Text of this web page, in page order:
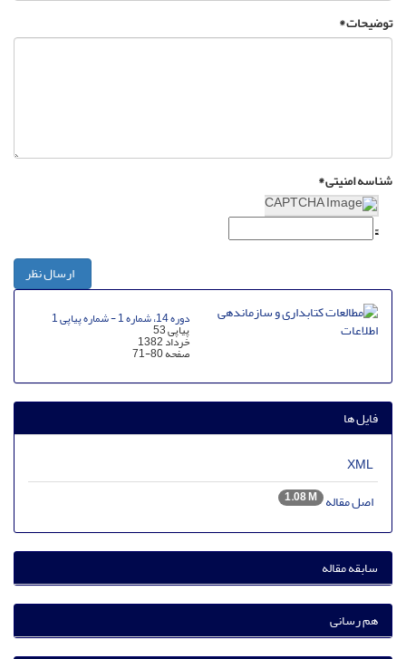
توضیحات *
شناسه امنیتی *
ارسال نظر
دوره 14، شماره 1 - شماره پیاپی 1
پیاپی 53
خرداد 1382
صفحه71-80
فایل ها
XML
اصل مقاله 1.08 M
سابقه مقاله
هم رسانی